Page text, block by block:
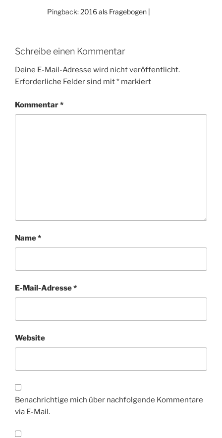
Pingback:2016 als Fragebogen |
Schreibe einen Kommentar
Deine E-Mail-Adresse wird nicht veröffentlicht.
Erforderliche Felder sind mit* markiert
Kommentar*
Name*
E-Mail-Adresse*
Website
Benachrichtige mich über nachfolgende Kommentare
via E-Mail.